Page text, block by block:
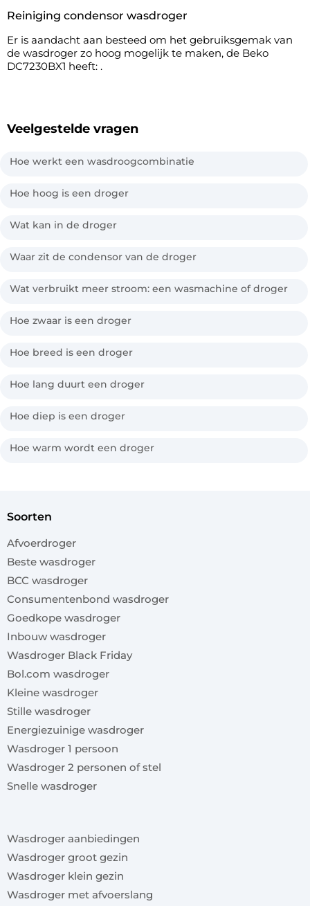
Reiniging condensor wasdroger
Er is aandacht aan besteed om het gebruiksgemak van
de wasdroger zo hoog mogelijk te maken, de Beko
DC7230BX1 heeft: .
Veelgestelde vragen
Hoe werkt een wasdroogcombinatie
Hoe hoog is een droger
Wat kan in de droger
Waar zit de condensor van de droger
Wat verbruikt meer stroom: een wasmachine of droger
Hoe zwaar is een droger
Hoe breed is een droger
Hoe lang duurt een droger
Hoe diep is een droger
Hoe warm wordt een droger
soorten
Afvoerdroger
Beste wasdroger
BCC wasdroger
Consumentenbond wasdroger
Goedkope wasdroger
Inbouw wasdroger
Wasdroger Black Friday
Bol.com wasdroger
Kleine wasdroger
Stille wasdroger
Energiezuinige wasdroger
Wasdroger 1 persoon
Wasdroger 2 personen of stel
Snelle wasdroger
Wasdroger aanbiedingen
Wasdroger groot gezin
Wasdroger klein gezin
Wasdroger met afvoerslang